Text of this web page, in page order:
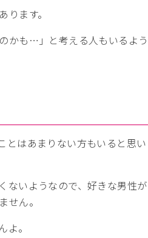
ます。
かも…」と考える人もいるよう
とはあまりない方もいると思い
ないようなので、好きな男性が
せん。
。